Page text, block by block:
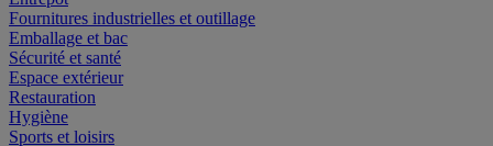
Fournitures industrielles et outillage
Emballage et bac
Sécurité et santé
Espace extérieur
Restauration
Hygiène
Sports et loisirs